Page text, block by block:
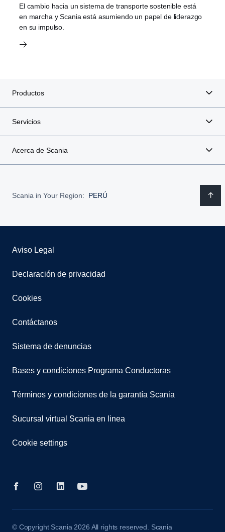
El cambio hacia un sistema de transporte sostenible está
en marcha y Scania está asumiendo un papel de liderazgo
en su impulso.
Productos
Servicios
Acerca de Scania
Scania in Your Region: PERÚ
Aviso Legal
Declaración de privacidad
Cookies
Contáctanos
Sistema de denuncias
Bases y condiciones Programa Conductoras
Términos y condiciones de la garantía Scania
Sucursal virtual Scania en linea
Cookie settings
© Copyright Scania 2026 All rights reserved. Scania